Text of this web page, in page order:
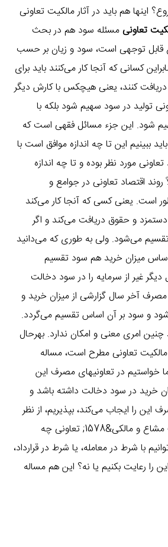
اینها هم باید در آثار مالکیت تعاونی
تعاونیمسئله سود هم در بحث
قابل توجهی است، سود و زیان بر حسب
کسانی که آنجا کار می‌کنند باید برای
کنند، یعنی هیچکس با کارش دیگر
تولید در سود سهیم شود بلکه با
شود. این جزء مسائل فقهی است که
ببینیم این تا چه اندازه موافق است با
مورد نظر بوده و تا چه اندازه
اقتصاد تعاونی در جوامع و
است. یعنی کسی که آنجا کار می‌کند
و حقوق دریافت می‌کند و اگر
می‌شود. ولی به طوری که می‌دانید
میزان خرید هم سود تقسیم
غیر از سرمایه را در سود دخالت
آخر سال گزارشی از میزان خرید و
و سود بر آن اساس تقسیم می‌گردد.
چنین امری معنی و امکان ندارد. بهرحال
مالکیت تعاونی مطرح است، مساله
خواستیم در تعاونیهای مصرف این
خرید در سود دخالت داشته باشد و
این را ایجاب می‌کند، بپذیریم، از نظر
احکام مربوط به مالکیت مشاع و مالکی&1578; تعاونی چه
با شرط در معامله، یا شرط در قرارداد،
را رعایت بکنیم یا نه؟ این هم مساله